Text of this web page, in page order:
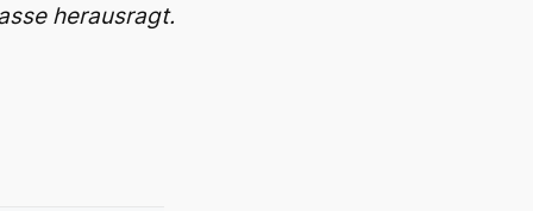
herausragt.